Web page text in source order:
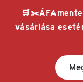
vásárlása